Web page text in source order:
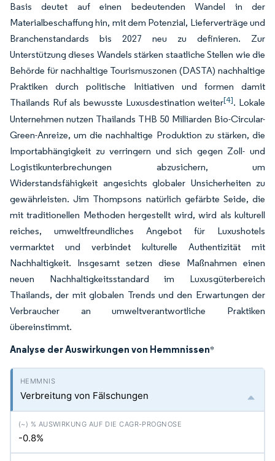
Basis deutet auf einen bedeutenden Wandel in der
Materialbeschaffung hin, mit dem Potenzial, Lieferverträge und
Branchenstandards bis 2027 neu zu definieren. Zur
Unterstützung dieses Wandels stärken staatliche Stellen wie die
Behörde für nachhaltige Tourismuszonen (DASTA) nachhaltige
Praktiken durch politische Initiativen und formen damit
Thailands Ruf als bewusste Luxusdestination weiter[4]. Lokale
Unternehmen nutzen Thailands THB 50 Milliarden Bio-Circular-
Green-Anreize, um die nachhaltige Produktion zu stärken, die
Importabhängigkeit zu verringern und sich gegen Zoll- und
Logistikunterbrechungen abzusichern, um
Widerstandsfähigkeit angesichts globaler Unsicherheiten zu
gewährleisten. Jim Thompsons natürlich gefärbte Seide, die
mit traditionellen Methoden hergestellt wird, wird als kulturell
reiches, umweltfreundliches Angebot für Luxushotels
vermarktet und verbindet kulturelle Authentizität mit
Nachhaltigkeit. Insgesamt setzen diese Maßnahmen einen
neuen Nachhaltigkeitsstandard im Luxusgüterbereich
Thailands, der mit globalen Trends und den Erwartungen der
Verbraucher an umweltverantwortliche Praktiken
übereinstimmt.
Analyse der Auswirkungen von Hemmnissen*
Verbreitung von Fälschungen
-0.8%